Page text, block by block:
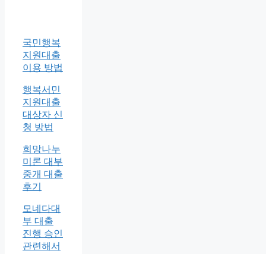
국민행복
지원대출
이용 방법
행복서민
지원대출
대상자 신
청 방법
희망나누
미론 대부
중개 대출
후기
모네다대
부 대출
진행 승인
관련해서